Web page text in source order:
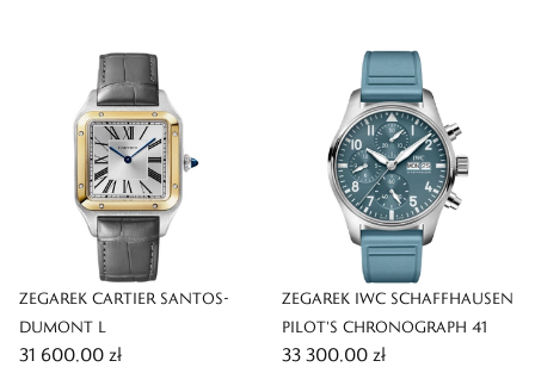
ZEGAREK CARTIER SANTOS-
DUMONT L
31 600,00 zł
ZEGAREK IWC SCHAFFHAUSEN
PILOT'S CHRONOGRAPH 41
33 300,00 zł